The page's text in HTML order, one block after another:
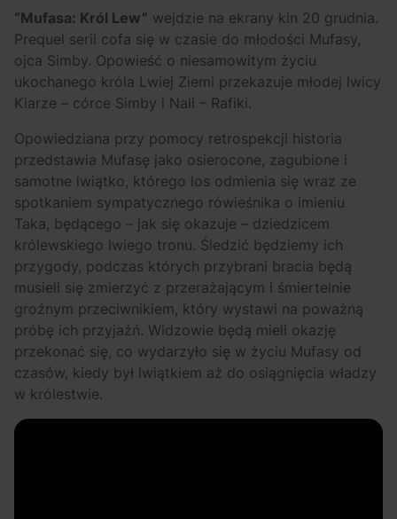
“Mufasa: Król Lew” wejdzie na ekrany kin 20 grudnia.
Prequel serii cofa się w czasie do młodości Mufasy,
ojca Simby. Opowieść o niesamowitym życiu
ukochanego króla Lwiej Ziemi przekazuje młodej lwicy
Kiarze – córce Simby i Nali – Rafiki.
Opowiedziana przy pomocy retrospekcji historia
przedstawia Mufasę jako osierocone, zagubione i
samotne lwiątko, którego los odmienia się wraz ze
spotkaniem sympatycznego rówieśnika o imieniu
Taka, będącego – jak się okazuje – dziedzicem
królewskiego lwiego tronu. Śledzić będziemy ich
przygody, podczas których przybrani bracia będą
musieli się zmierzyć z przerażającym i śmiertelnie
groźnym przeciwnikiem, który wystawi na poważną
próbę ich przyjaźń. Widzowie będą mieli okazję
przekonać się, co wydarzyło się w życiu Mufasy od
czasów, kiedy był lwiątkiem aż do osiągnięcia władzy
w królestwie.